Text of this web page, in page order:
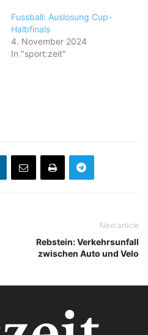
Fussball: Auslosung Cup-
Halbfinals
4. November 2024
In "sport:zeit"
Next article
Rebstein: Verkehrsunfall
zwischen Auto und Velo